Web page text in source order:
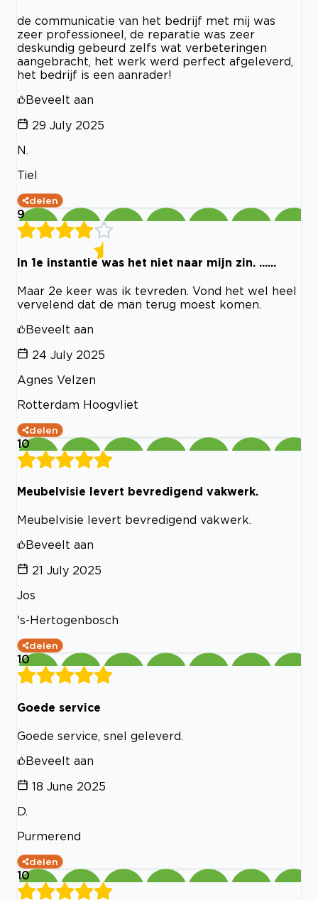
de communicatie van het bedrijf met mij was
zeer professioneel, de reparatie was zeer
deskundig gebeurd zelfs wat verbeteringen
aangebracht, het werk werd perfect afgeleverd,
het bedrijf is een aanrader!
Beveelt aan
29 July 2025
N.
Tiel
delen
9
In 1e instantie was het niet naar mijn zin. ......
Maar 2e keer was ik tevreden. Vond het wel heel
vervelend dat de man terug moest komen.
Beveelt aan
24 July 2025
Agnes Velzen
Rotterdam Hoogvliet
delen
10
Meubelvisie levert bevredigend vakwerk.
Meubelvisie levert bevredigend vakwerk.
Beveelt aan
21 July 2025
Jos
's-Hertogenbosch
delen
10
Goede service
Goede service, snel geleverd.
Beveelt aan
18 June 2025
D.
Purmerend
delen
10